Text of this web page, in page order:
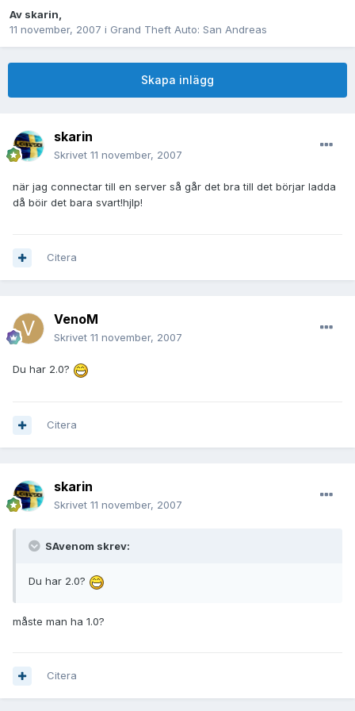
Av skarin,
11 november, 2007 i Grand Theft Auto: San Andreas
Skapa inlägg
skarin
Skrivet 11 november, 2007
när jag connectar till en server så går det bra till det börjar ladda
då böir det bara svart!hjlp!
Citera
VenoM
Skrivet 11 november, 2007
Du har 2.0?
Citera
skarin
Skrivet 11 november, 2007
SAvenom skrev:
Du har 2.0?
måste man ha 1.0?
Citera